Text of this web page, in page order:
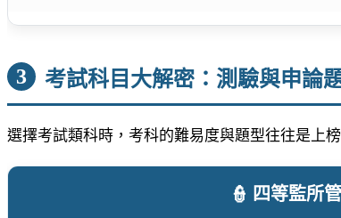
3 考試科目大解密：測驗與申論
選擇考試類科時，考科的難易度與題型往往是上
👮 四等監所